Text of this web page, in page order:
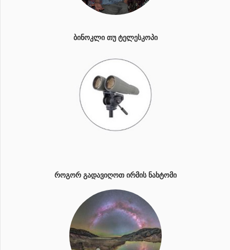
ᲑᲘᲜᲝᲙᲚᲘ ᲗᲣ ᲢᲔᲚᲔᲡᲙᲝᲞᲘ
ᲠᲝᲒᲝᲠ ᲒᲐᲓᲐᲕᲘᲦᲝᲗ ᲘᲠᲛᲘᲡ ᲜᲐᲮᲢᲝᲛᲘ